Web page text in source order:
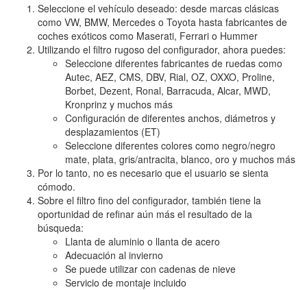
Seleccione el vehículo deseado: desde marcas clásicas
como VW, BMW, Mercedes o Toyota hasta fabricantes de
coches exóticos como Maserati, Ferrari o Hummer
Utilizando el filtro rugoso del configurador, ahora puedes:
Seleccione diferentes fabricantes de ruedas como
Autec, AEZ, CMS, DBV, Rial, OZ, OXXO, Proline,
Borbet, Dezent, Ronal, Barracuda, Alcar, MWD,
Kronprinz y muchos más
Configuración de diferentes anchos, diámetros y
desplazamientos (ET)
Seleccione diferentes colores como negro/negro
mate, plata, gris/antracita, blanco, oro y muchos más
Por lo tanto, no es necesario que el usuario se sienta
cómodo.
Sobre el filtro fino del configurador, también tiene la
oportunidad de refinar aún más el resultado de la
búsqueda:
Llanta de aluminio o llanta de acero
Adecuación al invierno
Se puede utilizar con cadenas de nieve
Servicio de montaje incluido